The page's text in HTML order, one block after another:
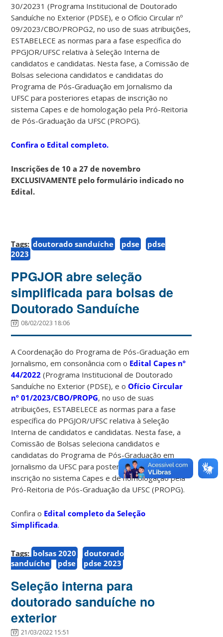
30/20231 (Programa Institucional de Doutorado
Sanduíche no Exterior (PDSE), e o Ofício Circular nº
09/2023/CBO/PROPG2, no uso de suas atribuições,
ESTABELECE as normas para a fase específica do
PPGJOR/UFSC relativa à Seleção Interna de
candidatos e candidatas. Nesta fase, a Comissão de
Bolsas seleciona candidatos e candidatas do
Programa de Pós-Graduação em Jornalismo da
UFSC para posteriores etapas de inscrição no
sistema Capes e de homologação pela Pró-Reitoria
de Pós-Graduação da UFSC (PROPG).
Confira o Edital completo.
Inscrições de 10 a 27 de novembro
EXCLUSIVAMENTE pelo formulário indicado no
Edital.
Tags: doutorado sanduíche pdse
pdse
2023
PPGJOR abre seleção
simplificada para bolsas de
Doutorado Sanduíche
08/02/2023 18:06
A Coordenação do Programa de Pós-Graduação em
Jornalismo, em consonância com o Edital Capes nº
44/2022 (Programa Institucional de Doutorado
Sanduíche no Exterior (PDSE), e oOfício Circular
nº 01/2023/CBO/PROPG, no uso de suas
atribuições, ESTABELECE as normas para a fase
específica do PPGJOR/UFSC relativa à Seleção
Interna de candidatos e candidatas. Nesta fase, a
Comissão de Bolsas seleciona candidatos e
candidatas do Programa de Pós-Graduação em
Jornalismo da UFSC para posteriores etapas de
inscrição no sistema Capes e de homologação pela
Pró-Reitoria de Pós-Graduação da UFSC (PROPG).
Confira o Edital completo da Seleção
Simplificada.
Tags: bolsas 2020
doutorado
sanduíche
pdse pdse 2023
Seleção interna para
doutorado sanduíche no
exterior
21/03/2022 15:51